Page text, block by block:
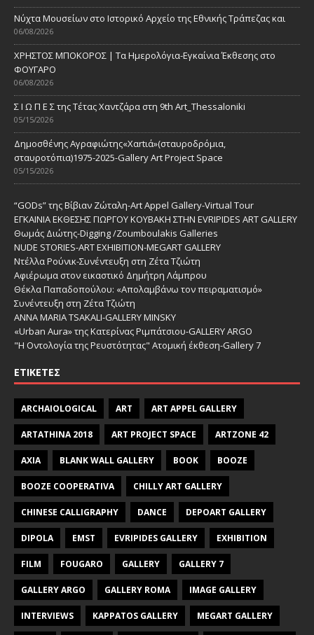
Νύχτα Μουσείων στο Ιστορικό Αρχείο της Εθνικής Τράπεζας και
06/08/2026
ΧΡΗΣΤΟΣ ΜΠΟΚΟΡΟΣ | Τα Ημερολόγια-Εγκαίνια Έκθεσης στο
ΦΟΥΓΑΡΟ
06/08/2026
Σ Ι Ω Π Ε Σ της Τέτας Χαντζάρα στη 9th Art_Thessaloniki
05/15/2026
Δημοσθένης Αγραφιώτης«Xαrtιά»(σταυροδρόμια,
σταυροτόπια)1975-2025-Gallery Art Project Space
05/15/2026
“GODs” της Βίβιαν Ζώταλη-Art Appel Gallery-Virtual Tour
ΕΓΚΑΙΝΙΑ ΕΚΘΕΣΗΣ ΓΙΩΡΓΟΥ ΚΟΥΒΑΚΗ ΣΤΗΝ EVRIPIDES ART GALLERY
Θωμάς Διώτης-Digging /Zoumboulakis Galleries
NUDE STORIES-ΑRT EXHIBITION-MEGART GALLERY
Ντέλλα Ρούνικ-Συνέντευξη στη Ζέτα Τζιώτη
Αφιέρωμα στον εικαστικό Δημήτρη Λάμπρου
Θέκλα Παπαδοπούλου: «Απολαμβάνω τον πειραματισμό»
Συνέντευξη στη Ζέτα Τζιώτη
ANNA MARIA TSAKALI-GALLERY MINSKY
«Urban Aura» της Κατερίνας Ριμπάτσιου-GALLERY ARGO
"Η Οντολογία της Ρευστότητας" Ατομική έκθεση-Gallery 7
ΕΤΙΚΈΤΕΣ
ARCHAIOLOGICAL ART ART APPEL GALLERY
ARTATHINA 2018 ART PROJECT SPACE ARTZONE 42
AXIA BLANK WALL GALLERY BOOK BOOZE
BOOZE COOPERATIVA CHILLY ART GALLERY
CHINESE CALLIGRAPHY DANCE DEPOART GALLERY
DIPOLA EMST EVRIPIDES GALLERY EXHIBITION
FILM FOUGARO GALLERY GALLERY 7
GALLERY ARGO GALLERY ROMA IMAGE GALLERY
INTERVIEWS KAPPATOS GALLERY MEGART GALLERY